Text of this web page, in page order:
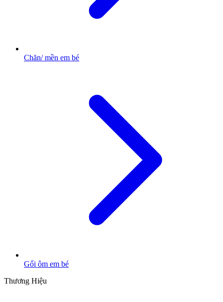
Chăn/ mền em bé
Gối ôm em bé
Thương Hiệu